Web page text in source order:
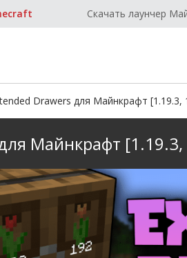
Скачать лаунчер
Drawers для Майнкрафт [1.19.3,
Майнкрафт